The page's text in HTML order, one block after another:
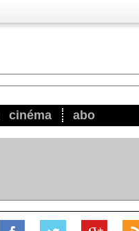
cinéma abo